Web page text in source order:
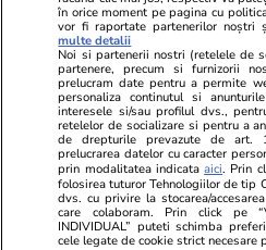
în orice moment pe pagina cu
vor fi raportate partenerilor noștri
multe detalii
Noi si partenerii nostri (retelele de
partenere, precum si furnizorii
prelucram date pentru a permite
personaliza continutul si
interesele si/sau profilul dvs.,
retelelor de socializare si pentru a
de drepturile prevazute de art.
prelucrarea datelor cu caracter
prin modalitatea indicataaici. Prin
folosirea tuturor Tehnologiilor de tip
dvs. cu privire la stocarea/
care colaboram. Prin click pe
INDIVIDUAL” puteti schimba
cele legate de cookie strict